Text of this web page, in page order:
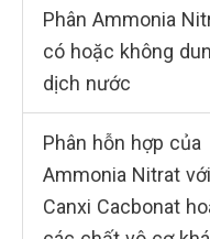
Phân Ammonia
có hoặc không
dịch nước
Phân hỗn hợp của
Ammonia Nitrat với
Canxi Cacbonat